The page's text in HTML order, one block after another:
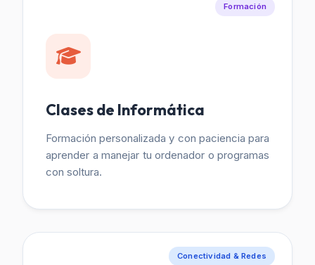
Formación
Clases de Informática
Formación personalizada y con paciencia para
aprender a manejar tu ordenador o programas
con soltura.
Conectividad & Redes